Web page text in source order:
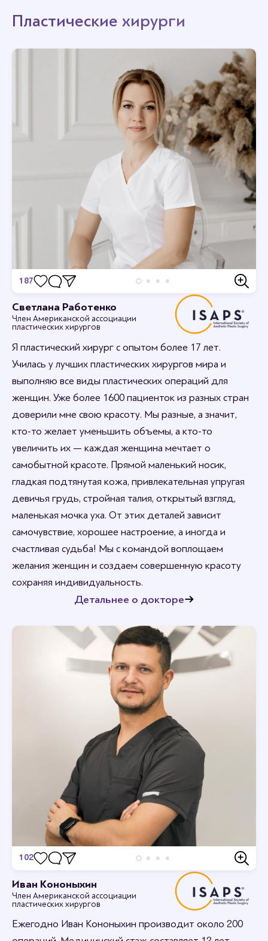
Пластические хирурги
Светлана Работенко
Член Американской ассоциации
пластических хирургов
Я пластический хирург с опытом более 17 лет.
Училась у лучших пластических хирургов мира и
выполняю все виды пластических операций для
женщин. Уже более 1600 пациенток из разных стран
доверили мне свою красоту. Мы разные, а значит,
кто-то желает уменьшить объемы, а кто-то
увеличить их — каждая женщина мечтает о
самобытной красоте. Прямой маленький носик,
гладкая подтянутая кожа, привлекательная упругая
девичья грудь, стройная талия, открытый взгляд,
маленькая мочка уха. От этих деталей зависит
самочувствие, хорошее настроение, а иногда и
счастливая судьба! Мы с командой воплощаем
желания женщин и создаем совершенную красоту
сохраняя индивидуальность.
Детальнее о докторе
187
Станьте первым кто оставит отзыв.
Иван Кононыхин
Член Американской ассоциации
пластических хирургов
Ежегодно Иван Кононыхин производит около 200
102
Станьте первым кто оставит отзыв.